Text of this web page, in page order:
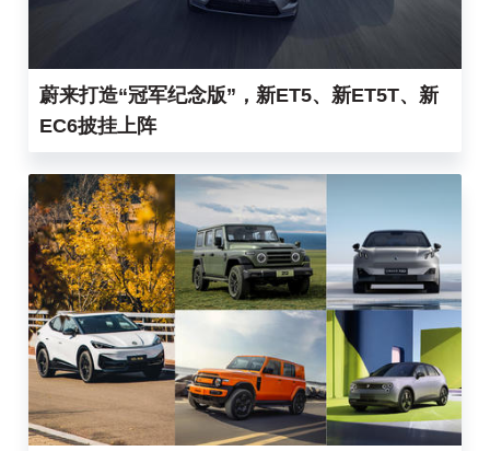
蔚来打造“冠军纪念版”，新ET5、新ET5T、新
EC6披挂上阵